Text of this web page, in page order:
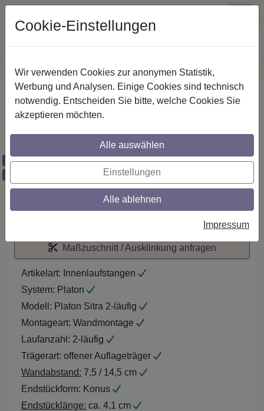
Günstige Versandkosteninnerhalb Österreichs· Sichere Zahlung
Startseite
IL-Stilg. 20 mm 2-lfg. Platon Sitra 520 cm
Schwarz/Edelst.-O.
Maßzuschnitt möglich
Maßzuschnitt / Ausklinkung anfragen
Artikelart: Innenlaufstangen
System: Platon
Modell: Platon Sitra 2-läufig
Montageart: Wandmontage
Laufanzahl: 2-läufig
Trägerart: offener Auflageträger
Wandabstand: 7,5 / 14,5 cm
Endstückform: Konus
Endstücklänge: ca. 4,1 cm
Cookie-Einstellungen
Wir verwenden Cookies zur anonymen Statistik,
Werbung und Analysen. Einige Cookies sind technisch
notwendig. Entscheiden Sie bitte, welche Cookies Sie
akzeptieren möchten.
Alle auswählen
Einstellungen
Alle ablehnen
Impressum